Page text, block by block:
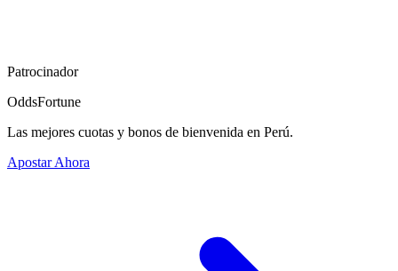
Patrocinador
OddsFortune
Las mejores cuotas y bonos de bienvenida en Perú.
Apostar Ahora